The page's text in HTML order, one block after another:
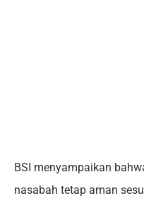
BSI menyampaikan
nasabah tetap aman